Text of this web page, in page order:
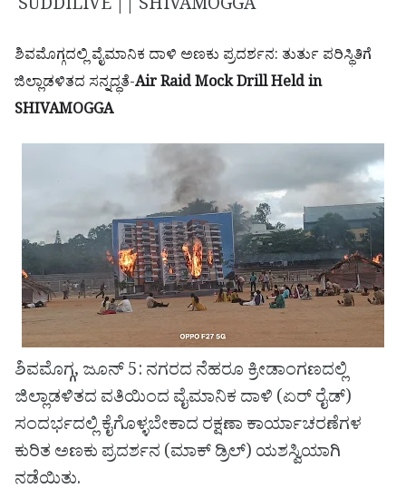
SUDDILIVE || SHIVAMOGGA
ಶಿವಮೊಗ್ಗದಲ್ಲಿ ವೈಮಾನಿಕ ದಾಳಿ ಅಣಕು ಪ್ರದರ್ಶನ: ತುರ್ತು ಪರಿಸ್ಥಿತಿಗೆ
ಜಿಲ್ಲಾಡಳಿತದ ಸನ್ನದ್ಧತೆ-Air Raid Mock Drill Held in
SHIVAMOGGA
ಶಿವಮೊಗ್ಗ, ಜೂನ್ 5: ನಗರದ ನೆಹರೂ ಕ್ರೀಡಾಂಗಣದಲ್ಲಿ
ಜಿಲ್ಲಾಡಳಿತದ ವತಿಯಿಂದ ವೈಮಾನಿಕ ದಾಳಿ (ಏರ್ ರೈಡ್)
ಸಂದರ್ಭದಲ್ಲಿ ಕೈಗೊಳ್ಳಬೇಕಾದ ರಕ್ಷಣಾ ಕಾರ್ಯಾಚರಣೆಗಳ
ಕುರಿತ ಅಣಕು ಪ್ರದರ್ಶನ (ಮಾಕ್ ಡ್ರಿಲ್) ಯಶಸ್ವಿಯಾಗಿ
ನಡೆಯಿತು.